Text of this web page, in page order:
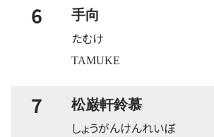
6 手向
たむけ
TAMUKE
7 松巌軒鈴慕
しょうがんけんれいぼ